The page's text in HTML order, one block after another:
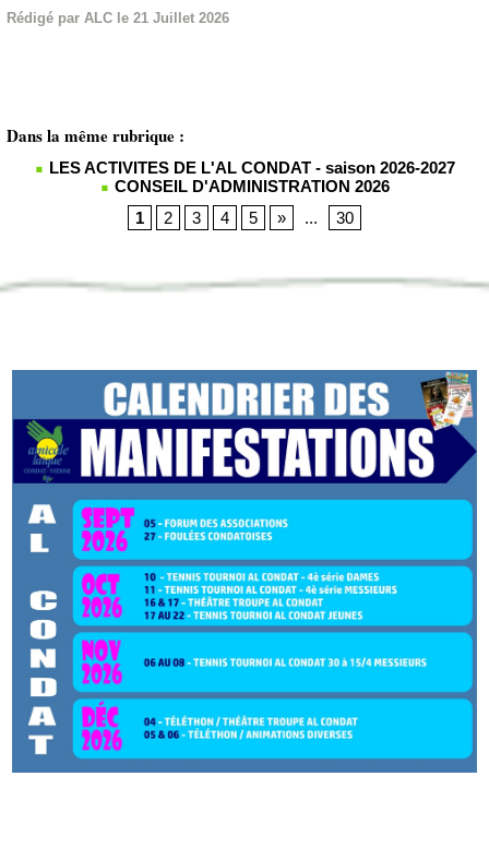
Rédigé par ALC le 21 Juillet 2026
Dans la même rubrique :
LES ACTIVITES DE L'AL CONDAT - saison 2026-2027
CONSEIL D'ADMINISTRATION 2026
1
2 3 4 5 » ... 30